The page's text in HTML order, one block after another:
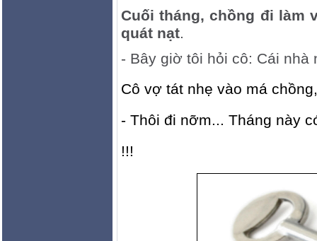
Cuối tháng, chồng đi làm
quát nạt.
- Bây giờ tôi hỏi cô: Cái nhà
Cô vợ tát nhẹ vào má
- Thôi đi nỡm... Tháng này
!!!